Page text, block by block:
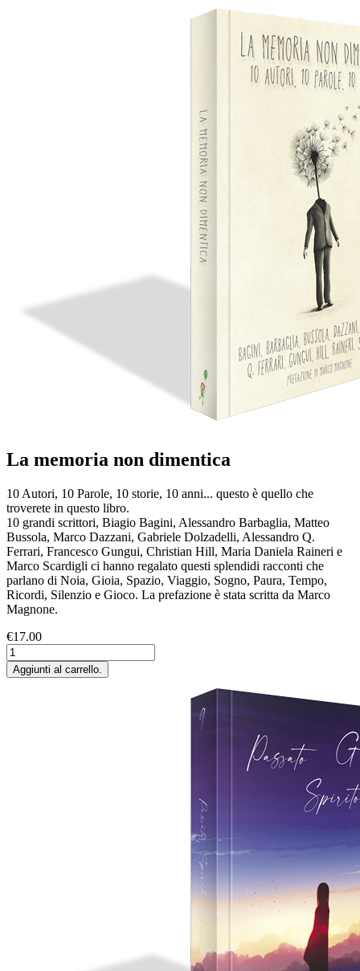
La memoria non dimentica
10 Autori, 10 Parole, 10 storie, 10 anni... questo è quello che
troverete in questo libro.
10 grandi scrittori, Biagio Bagini, Alessandro Barbaglia, Matteo
Bussola, Marco Dazzani, Gabriele Dolzadelli, Alessandro Q.
Ferrari, Francesco Gungui, Christian Hill, Maria Daniela Raineri e
Marco Scardigli ci hanno regalato questi splendidi racconti che
parlano di Noia, Gioia, Spazio, Viaggio, Sogno, Paura, Tempo,
Ricordi, Silenzio e Gioco. La prefazione è stata scritta da Marco
Magnone.
€17.00